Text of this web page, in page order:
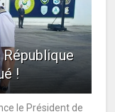
!
le Président de